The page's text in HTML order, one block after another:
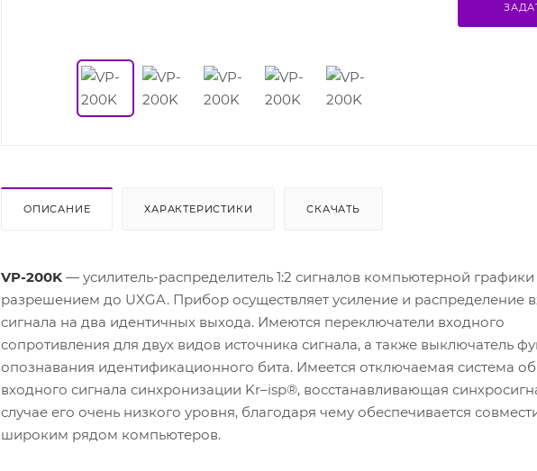
ОПИСАНИЕ ХАРАКТЕРИСТИКИ СКАЧАТЬ
VP-200K — усилитель-распределитель 1:2 сигналов компьютерной графики
разрешением до UXGA. Прибор осуществляет усиление и распределение
сигнала на два идентичных выхода. Имеются переключатели входного
сопротивления для двух видов источника сигнала, а также выключатель
опознавания идентификационного бита. Имеется отключаемая система
входного сигнала синхронизации Kr–isp®, восстанавливающая
случае его очень низкого уровня, благодаря чему обеспечивается
широким рядом компьютеров.